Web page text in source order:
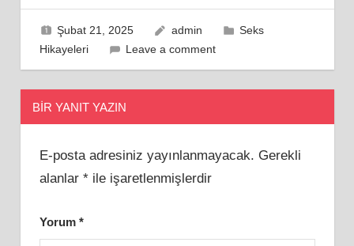
Şubat 21, 2025 admin
Seks
Hikayeleri
Leave a comment
BIR YANIT YAZIN
E-posta adresiniz yayınlanmayacak. Gerekli
alanlar *ile işaretlenmişlerdir
Yorum *